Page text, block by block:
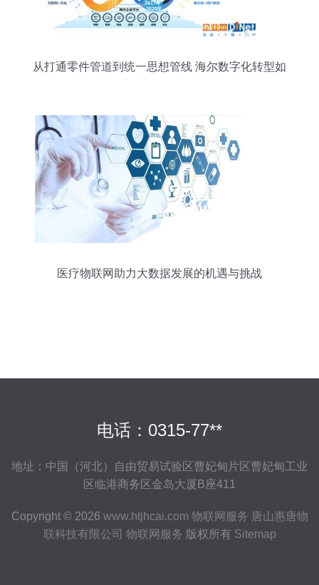
从打通零件管道到统一思想管线 海尔数字化转型如
医疗物联网助力大数据发展的机遇与挑战
电话：0315-77**
地址：中国（河北）自由贸易试验区曹妃甸片区曹妃甸工业
区临港商务区金岛大厦B座411
Copyright © 2026 www.htjhcai.com 物联网服务 唐山惠唐物
联科技有限公司 物联网服务 版权所有 Sitemap